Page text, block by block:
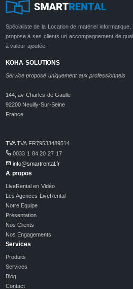
Spécialiste de la Location de matériel
propose à ses clients un accompagnement de
à valeur ajoutée.
KOHA SOLUTIONS
Service proposé uniquement aux professionnels
144, av Charles de Gaulle
92200 Neuilly-Sur-Seine
France
TVATVA FR79533489514
0033 1 84 20 27 17
info@smartrental.fr
A propos
LiveRental en Vidéo
Les Agences LiveRental
Notre Equipe
Présentation
Nos Clients
Nos Engagements
Services
Produits
Services
Blog
Contact